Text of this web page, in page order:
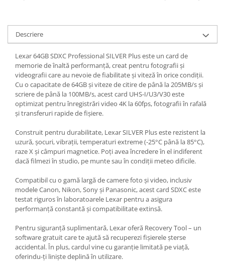
Descriere
Lexar 64GB SDXC Professional SILVER Plus este un card de
memorie de înaltă performanță, creat pentru fotografii și
videografii care au nevoie de fiabilitate și viteză în orice condiții.
Cu o capacitate de 64GB și viteze de citire de până la 205MB/s și
scriere de până la 100MB/s, acest card UHS-I/U3/V30 este
optimizat pentru înregistrări video 4K la 60fps, fotografii în rafală
și transferuri rapide de fișiere.
Construit pentru durabilitate, Lexar SILVER Plus este rezistent la
uzură, șocuri, vibrații, temperaturi extreme (-25°C până la 85°C),
raze X și câmpuri magnetice. Poți avea încredere în el indiferent
dacă filmezi în studio, pe munte sau în condiții meteo dificile.
Compatibil cu o gamă largă de camere foto și video, inclusiv
modele Canon, Nikon, Sony și Panasonic, acest card SDXC este
testat riguros în laboratoarele Lexar pentru a asigura
performanță constantă și compatibilitate extinsă.
Pentru siguranță suplimentară, Lexar oferă Recovery Tool – un
software gratuit care te ajută să recuperezi fișierele șterse
accidental. În plus, cardul vine cu garanție limitată pe viață,
oferindu-ți liniște deplină în utilizare.